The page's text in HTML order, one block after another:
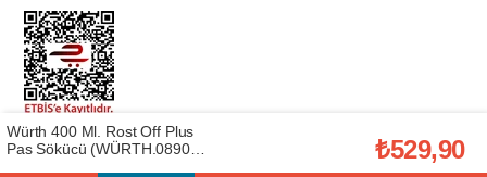
Telif Hakkı © 2026Afeks Yapı Market
. Tüm hakları saklıdır.
Bu web sitesindeki tüm ürünler ticari amaçlıdır. Web sitemizde yer alan
görsel ve yazılı içerikler firmamıza ait olup, firmamızın yazılı izni alınmadan
Würth 400 Ml. Rost Off Plus
Pas Sökücü (WÜRTH.0890
₺529,90